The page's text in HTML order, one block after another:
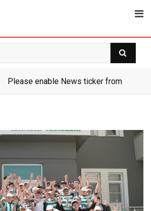
Please enable News ticker from the